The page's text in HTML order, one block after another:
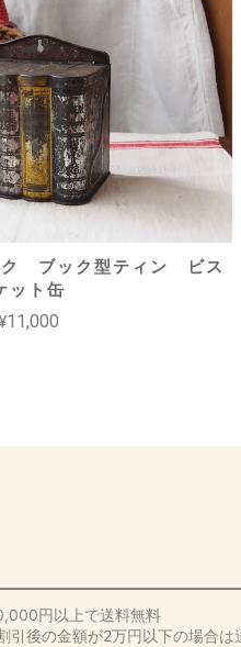
ク ブック型ティン ビス
ット缶
¥11,000
円以上で送料無料
引後の金額が2万円以下の場合は